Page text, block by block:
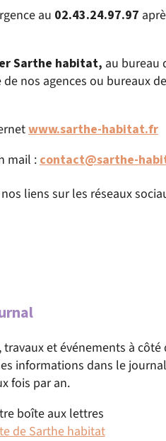
au 02.43.24.97.97
Sarthe habitat, au bureau
de nos agences ou bureaux
www.sarthe-habitat.fr
mail :contact@sarthe-
liens sur les réseaux
et événements à côté
informations dans le
fois par an.
boîte aux lettres
de Sarthe habitat